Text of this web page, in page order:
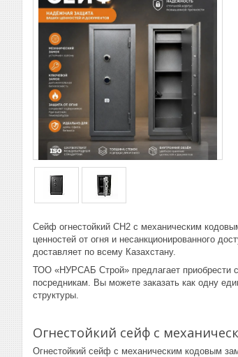
Сейф огнестойкий СН2 с механическим
ценностей от огня и несанкционированного
доставляет по всему Казахстану.
ТОО «НУРСАБ Строй» предлагает приобрести
посредникам. Вы можете заказать как одну
структуры.
Огнестойкий сейф с
Огнестойкий сейф с механическим кодовым